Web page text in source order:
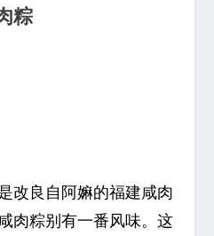
粽
改良自阿嫲的福建咸肉
肉粽别有一番风味。这